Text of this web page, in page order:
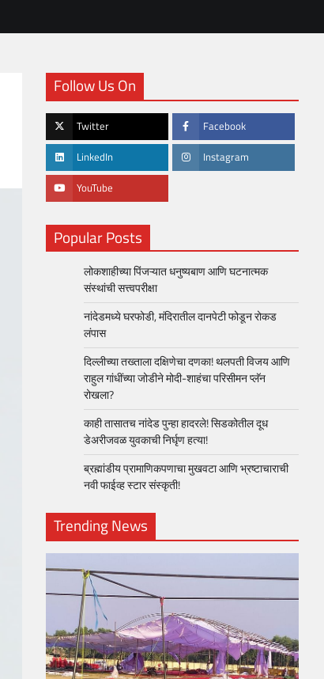
Follow Us On
Twitter Facebook
LinkedIn Instagram
YouTube
Popular Posts
लोकशाहीच्या पिंजऱ्यात धनुष्यबाण आणि घटनात्मक
संस्थांची सत्त्वपरीक्षा
नांदेडमध्ये घरफोडी, मंदिरातील दानपेटी फोडून रोकड
लंपास
दिल्लीच्या तख्ताला दक्षिणेचा दणका! थलपती विजय आणि
राहुल गांधींच्या जोडीने मोदी-शाहंचा परिसीमन प्लॅन
रोखला?
काही तासातच नांदेड पुन्हा हादरले! सिडकोतील दूध
डेअरीजवळ युवकाची निर्घृण हत्या!
ब्रह्मांडीय प्रामाणिकपणाचा मुखवटा आणि भ्रष्टाचाराची
नवी फाईव्ह स्टार संस्कृती!
Trending News